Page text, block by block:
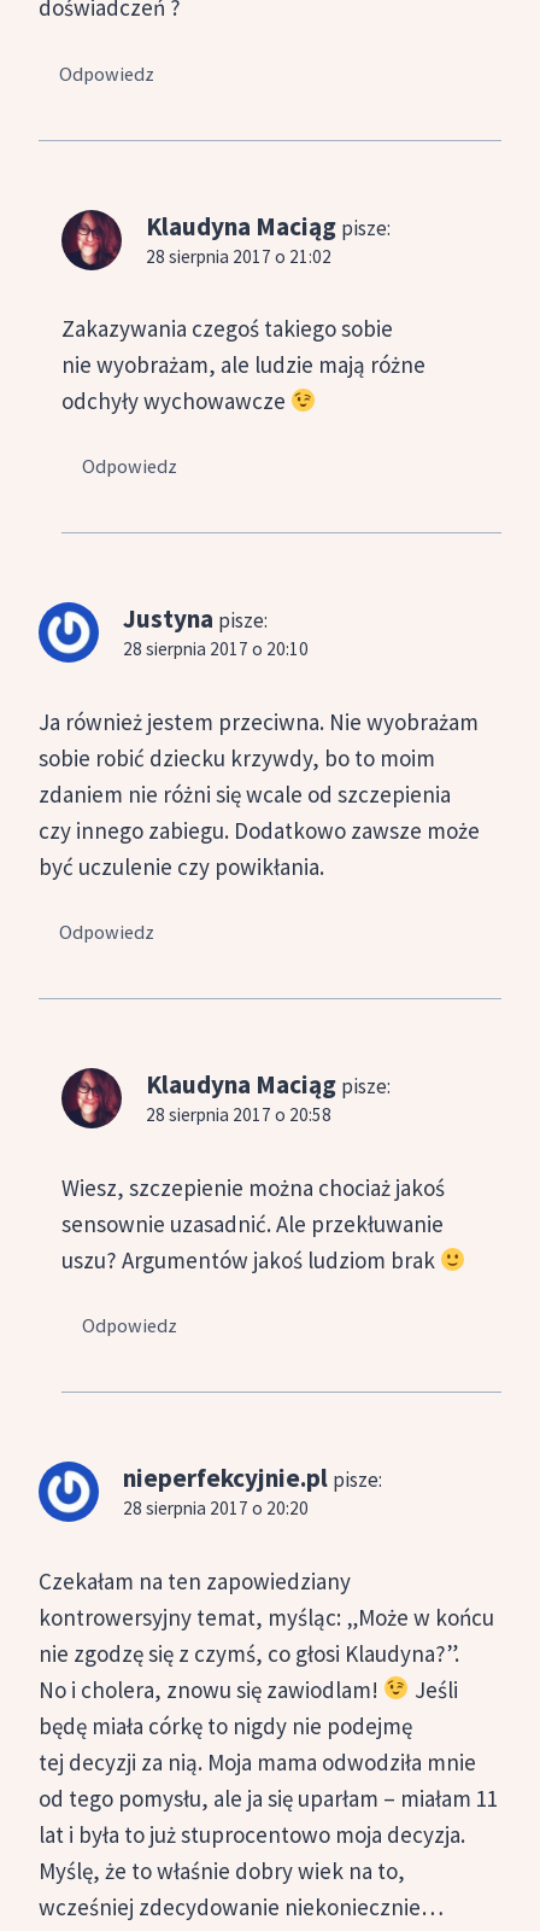
doświadczeń ?
Odpowiedz
Klaudyna Maciąg pisze:
28 sierpnia 2017 o 21:02
Zakazywania czegoś takiego sobie
nie wyobrażam, ale ludzie mają różne
odchyły wychowawcze
Odpowiedz
Justyna pisze:
28 sierpnia 2017 o 20:10
Ja również jestem przeciwna. Nie wyobrażam
sobie robić dziecku krzywdy, bo to moim
zdaniem nie różni się wcale od szczepienia
czy innego zabiegu. Dodatkowo zawsze może
być uczulenie czy powikłania.
Odpowiedz
Klaudyna Maciąg pisze:
28 sierpnia 2017 o 20:58
Wiesz, szczepienie można chociaż jakoś
sensownie uzasadnić. Ale przekłuwanie
uszu? Argumentów jakoś ludziom brak
Odpowiedz
nieperfekcyjnie.pl pisze:
28 sierpnia 2017 o 20:20
Czekałam na ten zapowiedziany
kontrowersyjny temat, myśląc: „Może w końcu
nie zgodzę się z czymś, co głosi Klaudyna?”.
No i cholera, znowu się zawiodlam!
Jeśli
będę miała córkę to nigdy nie podejmę
tej decyzji za nią. Moja mama odwodziła mnie
od tego pomysłu, ale ja się uparłam – miałam 11
lat i była to już stuprocentowo moja decyzja.
Myślę, że to właśnie dobry wiek na to,
wcześniej zdecydowanie niekoniecznie…